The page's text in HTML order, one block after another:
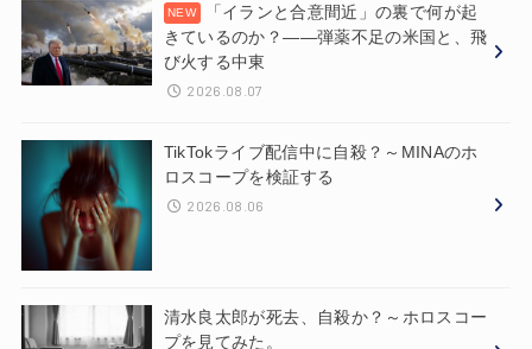
「イランと合意間近」の裏で何が起
きているのか？——弾薬不足の米国と、飛
び火する中東
2026.08.07
TikTokライブ配信中に自殺？～MINAのホ
ロスコープを検証する
2026.08.06
清水良太郎が死去、自殺か？～ホロスコー
プを見てみた。